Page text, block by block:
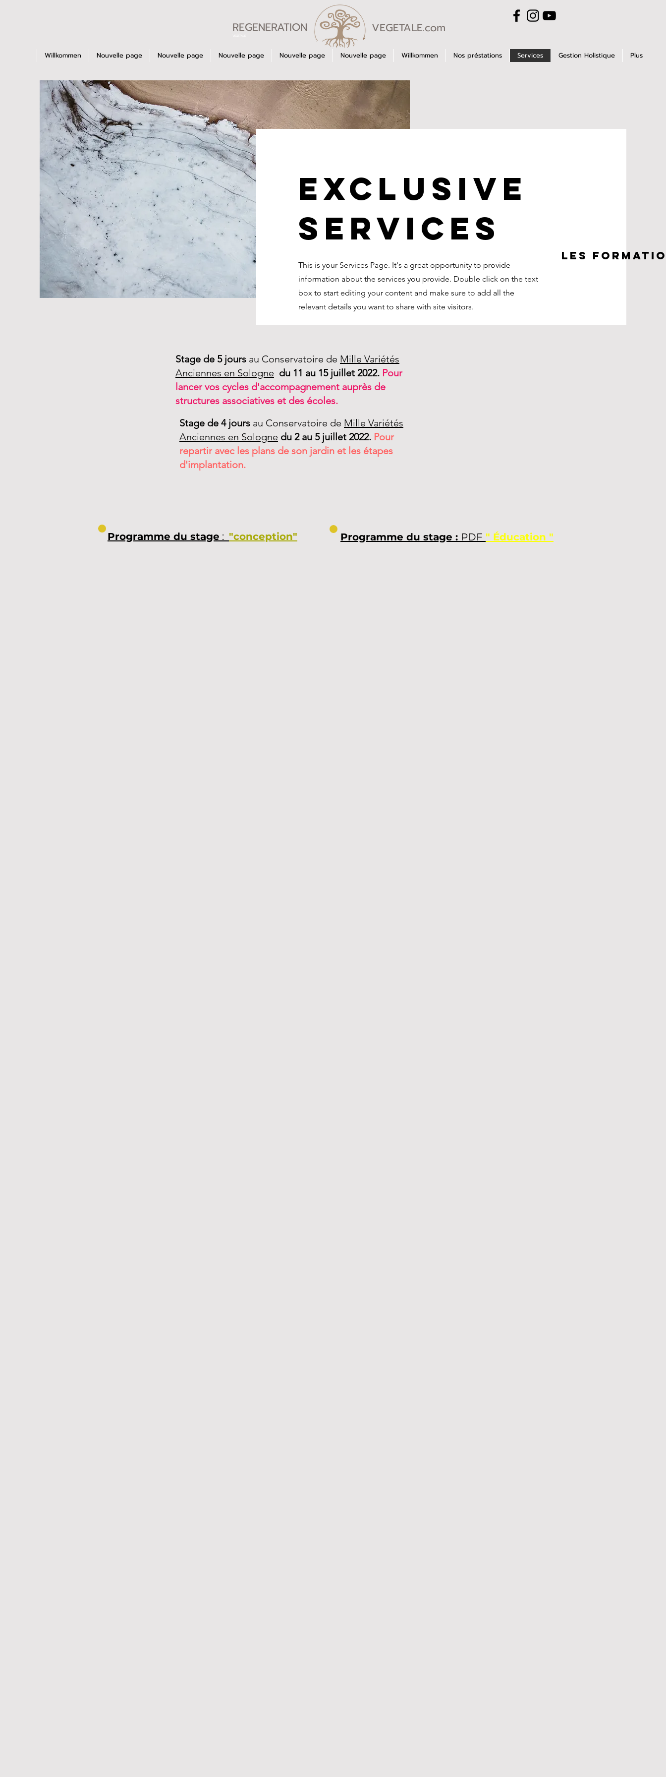
REGENERATION VEGETALE.com
Willkommen Nouvelle page Nouvelle page Nouvelle page Nouvelle page Nouvelle page Willkommen Nos préstations Services Gestion Holistique Plus
Exclusive
Services
This is your Services Page. It's a great opportunity to provide
information about the services you provide. Double click on the text
box to start editing your content and make sure to add all the
relevant details you want to share with site visitors.
Les
Stage de 5 jours au Conservatoire de Mille Variétés
Anciennes en Sologne du 11 au 15 juillet 2022. Pour
lancer vos cycles d'accompagnement auprès de
structures associatives et des écoles.
Stage de 4 jours au Conservatoire de Mille Variétés
Anciennes en Sologne du 2 au 5 juillet 2022. Pour
repartir avec les plans de son jardin et les étapes
d'implantation.
Programme du stage : "conception" Programme du stage : PDF " Éducation "